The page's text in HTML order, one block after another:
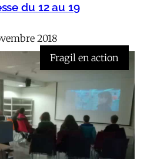
du 12 au 19
2018
Fragil en action